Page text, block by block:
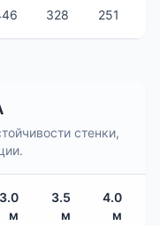
328 251
стенки,
3.0
м
3.5
м
4.0
м